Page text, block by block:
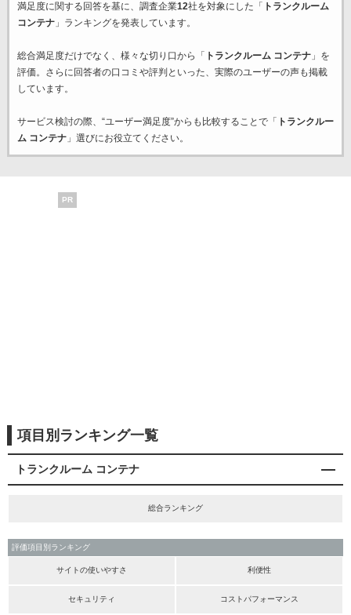
満足度に関する回答を基に、調査企業12社を対象にした「
トランクルーム
コンテナ」ランキングを発表しています。
総合満足度だけでなく、様々な切り口から「 トランクルーム コンテナ」を
評価。さらに回答者の口コミや評判といった、実際のユーザーの声も掲載
しています。
サービス検討の際、“ユーザー満足度”からも比較することで「
トランクルー
ム コンテナ」選びにお役立てください。
PR
項目別ランキング一覧
トランクルーム コンテナ
総合ランキング
評価項目別ランキング
サイトの使いやすさ 利便性
セキュリティ コストパフォーマンス